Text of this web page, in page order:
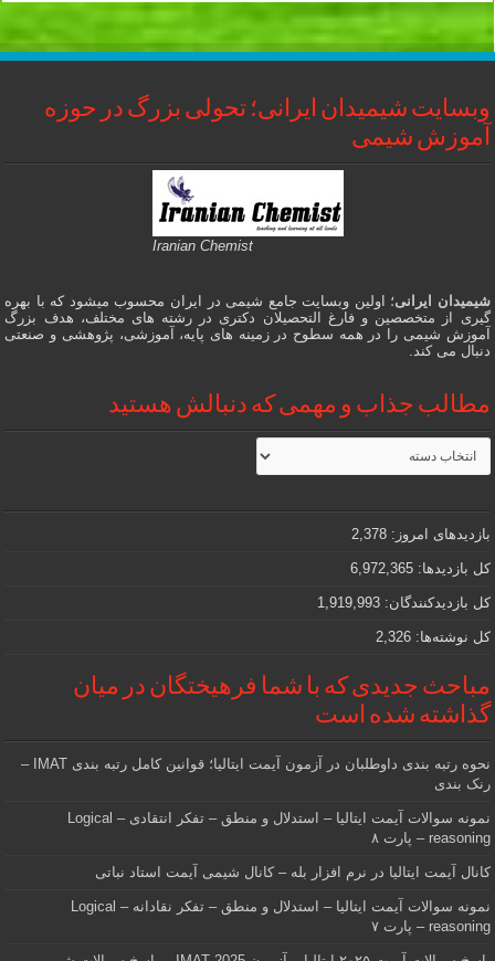
وبسایت شیمیدان ایرانی؛ تحولی بزرگ در حوزه
آموزش شیمی
Iranian Chemist
شیمیدان ایرانی؛ اولین وبسایت جامع شیمی در ایران محسوب میشود که با بهره
گیری از متخصصین و فارغ التحصیلان دکتری در رشته های مختلف، هدف بزرگ
آموزش شیمی را در همه سطوح در زمینه های پایه، آموزشی، پژوهشی و صنعتی
دنبال می کند.
مطالب جذاب و مهمی که دنبالش هستید
مطالب
جذاب
و
که
دنبالش
هستید
بازدیدهای امروز: 2,378
کل بازدیدها: 6,972,365
کل بازدیدکنند‌گان: 1,919,993
کل نوشته‌ها: 2,326
مباحث جدیدی که با شما فرهیختگان در میان
گذاشته شده است
نحوه رتبه بندی داوطلبان در آزمون آیمت ایتالیا؛ قوانین کامل رتبه بندی IMAT –
رنک بندی
نمونه سوالات آیمت ایتالیا – استدلال و منطق – تفکر انتقادی – Logical
reasoning – پارت ۸
کانال آیمت ایتالیا در نرم افزار بله – کانال شیمی آیمت استاد نباتی
نمونه سوالات آیمت ایتالیا – استدلال و منطق – تفکر نقادانه – Logical
reasoning – پارت ۷